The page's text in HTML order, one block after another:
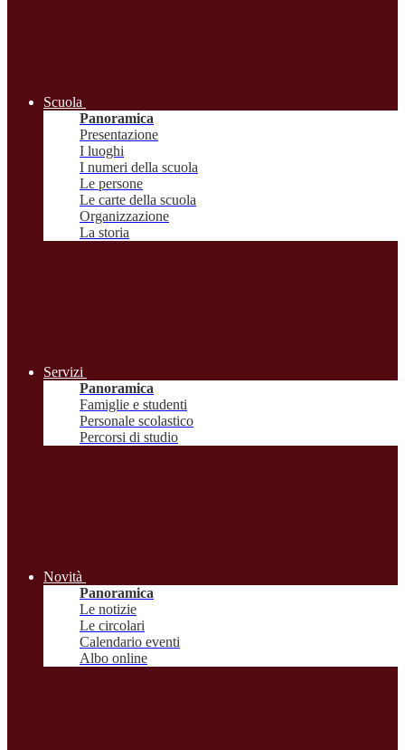
Scuola
Panoramica
Presentazione
I luoghi
I numeri della scuola
Le persone
Le carte della scuola
Organizzazione
La storia
Servizi
Panoramica
Famiglie e studenti
Personale scolastico
Percorsi di studio
Novità
Panoramica
Le notizie
Le circolari
Calendario eventi
Albo online